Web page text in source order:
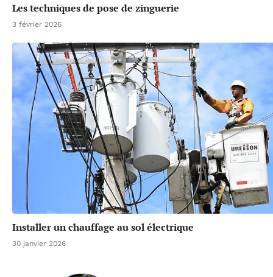
Les techniques de pose de zinguerie
3 février 2026
Installer un chauffage au sol électrique
30 janvier 2026